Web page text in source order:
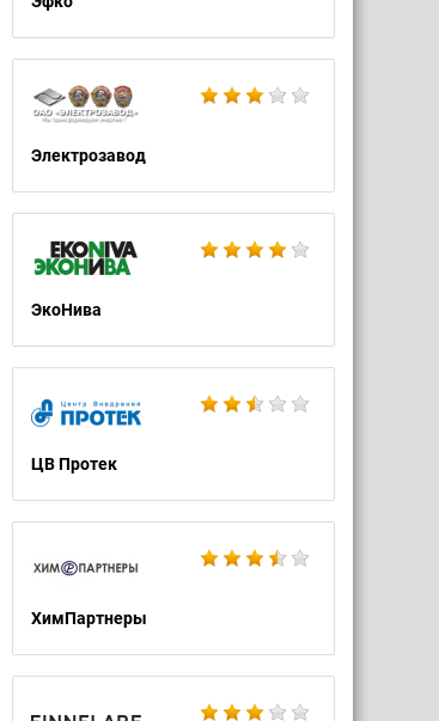
Электрозавод
ЭкоНива
ЦВ Протек
ХимПартнеры